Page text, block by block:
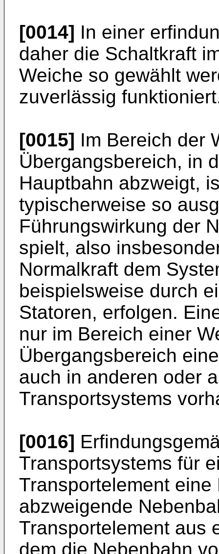
[0014] In einer
daher die Schaltkraft
Weiche so gewählt
zuverlässig
[0015] Im Bereich der
Übergangsbereich, in
Hauptbahn abzweigt,
typischerweise so
Führungswirkung der
spielt, also
Normalkraft dem
beispielsweise durch
Statoren, erfolgen.
nur im Bereich einer
Übergangsbereich
auch in anderen oder
Transportsystems
[0016]
Transportsystems für
Transportelement
abzweigende
Transportelement aus
dem die Nebenbahn